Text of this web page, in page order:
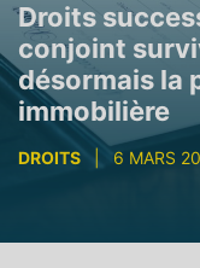
Droits
conjoint
désormais la
immobilière
DROITS 6 MARS